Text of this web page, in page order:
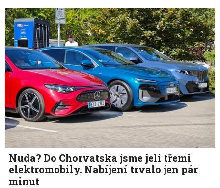
Nuda? Do Chorvatska jsme jeli třemi
elektromobily. Nabíjení trvalo jen pár
minut